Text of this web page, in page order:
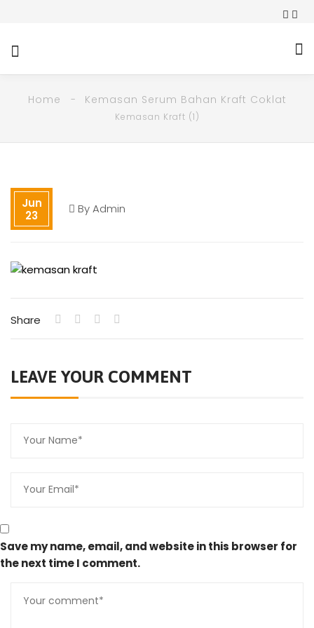
Home Kemasan Serum Bahan Kraft Coklat
Kemasan Kraft (1)
Jun
23
ByAdmin
Share
LEAVE YOUR COMMENT
Save my name, email, and website in this browser for
the next time I comment.